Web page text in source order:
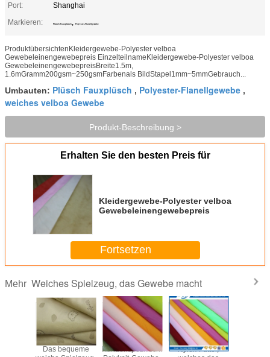
Port:
Shanghai
Markieren:
Plüsch Fauxplüsch , Polyester-Flanellgewebe
ProduktübersichtenKleidergewebe-Polyester velboa
Gewebeleinengewebepreis EinzelteilnameKleidergewebe-Polyester velboa
GewebeleinengewebepreisBreite1.5m,
1.6mGramm200gsm~250gsmFarbenals BildStapel1mm~5mmGebrauch...
Umbauten: Plüsch Fauxplüsch , Polyester-Flanellgewebe ,
weiches velboa Gewebe
Produkt-Beschreibung >
Erhalten Sie den besten Preis für
Kleidergewebe-Polyester velboa
Gewebeleinengewebepreis
Fortsetzen
Mehr Weiches Spielzeug, das Gewebe macht
Das bequeme
Kundenspezifisches
Nylex-Futter,